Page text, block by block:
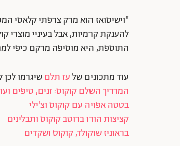
"וישיסואז הוא מרק צרפתי קלאסי
להענקת קרמיות, אבל בעיניי מוצרי
התוספת, היא מוסיפה מרקם כיפי
עוד מתכונים שלעז תלםשיגרמו לכן
המדריך השלם קוקוס: זנים, טיפים
בטטה אפויה עם קוקוס וצ'ילי
קציצות הודו ברוטב קוקוס ותבלינים
בראוניז שוקולד, קוקוס ושקדים